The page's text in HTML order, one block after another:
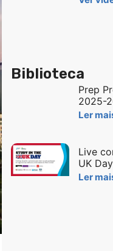
Biblioteca
Prep
2025-
Ler
Live
UK Day
Ler